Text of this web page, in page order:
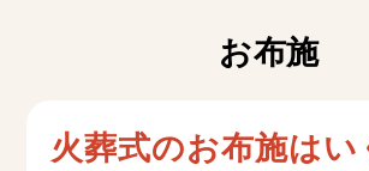
お布施
火葬式のお布施はい